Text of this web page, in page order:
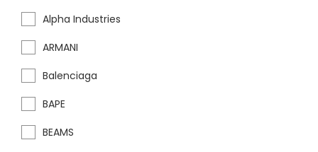
Alpha Industries
ARMANI
Balenciaga
BAPE
BEAMS